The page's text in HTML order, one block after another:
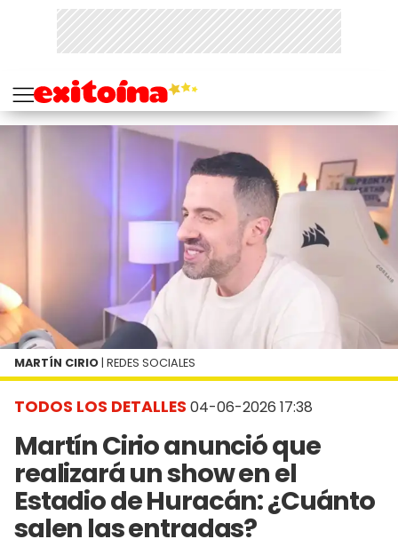
TODOS LOS DETALLES 04-06-2026 17:38
Martín Cirio anunció que
realizará un show en el
Estadio de Huracán: ¿Cuánto
salen las entradas?
MARTÍN CIRIO | REDES SOCIALES